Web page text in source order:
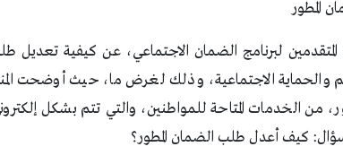
لبرنامج الضمان الاجتماعي، عن كيفية تعديل
والحماية الاجتماعية، وذلك لغرض ما، حيث أوضحت
من الخدمات المتاحة للمواطنين، والتي تتم بشكل
كيف أعدل طلب الضمان المطور؟